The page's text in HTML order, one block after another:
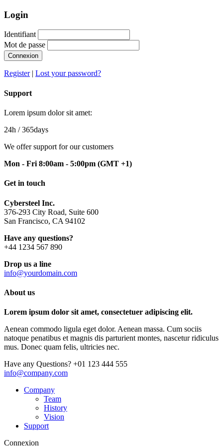
Login
Identifiant
Mot de passe
Connexion
Register| Lost your password?
Support
Lorem ipsum dolor sit amet:
24h / 365days
We offer support for our customers
Mon - Fri 8:00am - 5:00pm (GMT +1)
Get in touch
Cybersteel Inc.
376-293 City Road, Suite 600
San Francisco, CA 94102
Have any questions?
+44 1234 567 890
Drop us a line
info@yourdomain.com
About us
Lorem ipsum dolor sit amet, consectetuer adipiscing elit.
Aenean commodo ligula eget dolor. Aenean massa. Cum sociis
natoque penatibus et magnis dis parturient montes, nascetur ridiculus
mus. Donec quam felis, ultricies nec.
Have any Questions? +01 123 444 555
info@company.com
Company
Team
History
Vision
Support
Connexion